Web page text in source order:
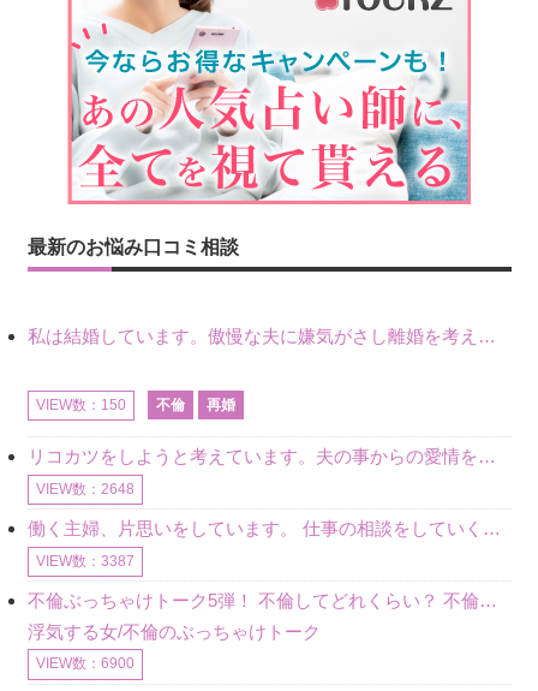
最新のお悩み口コミ相談
私は結婚しています。傲慢な夫に嫌気がさし離婚を考えていたときに、彼と出会いました。彼には恋人がいましたが、話をするうちに、夫とのことを相談するようにな
VIEW数：150 不倫 再婚
リコカツをしようと考えています。夫の事からの愛情を全く感じません。子供がいるので、子供が成長するまではと我慢しています。 まず、お金が必要だと考え、仕事の量も増やしました。ところが、夫は働かず、結局は
VIEW数：2648
働く主婦、片思いをしています。 仕事の相談をしていくうちに、彼のことを好きになりました。私には夫も子供もいます。不倫をしているわけでもなく、もちろん、この気持ちは誰にも話していません。 ラインをする関
VIEW数：3387
不倫ぶっちゃけトーク5弾！ 不倫してどれくらい？ 不倫のあれこれを、なんでもどうぞ♪♪
浮気する女/不倫のぶっちゃけトーク
VIEW数：6900